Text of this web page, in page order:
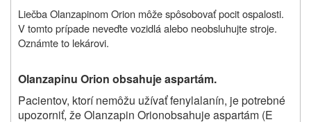
LiečbaOlanzapinom Orion môže spôsobovať pocit ospalosti.
V tomto prípade neveďte vozidlá alebo neobsluhujte stroje.
Oznámte to lekárovi.
Olanzapinu Orion obsahuje aspartám.
Pacientov, ktorí nemôžu užívať fenylalanín, je potrebné
upozorniť, že Olanzapin Orionobsahuje aspartám (E